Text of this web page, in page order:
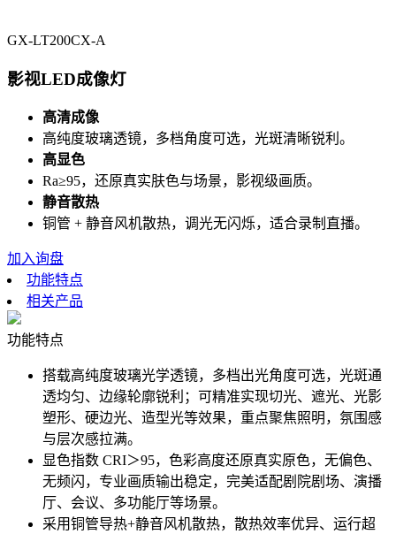
GX-LT200CX-A
影视LED成像灯
高清成像
高纯度玻璃透镜，多档角度可选，光斑清晰锐利。
高显色
Ra≥95，还原真实肤色与场景，影视级画质。
静音散热
铜管 + 静音风机散热，调光无闪烁，适合录制直播。
加入询盘
功能特点
相关产品
功能特点
搭载高纯度玻璃光学透镜，多档出光角度可选，光斑通
透均匀、边缘轮廓锐利；可精准实现切光、遮光、光影
塑形、硬边光、造型光等效果，重点聚焦照明，氛围感
与层次感拉满。
显色指数 CRI＞95，色彩高度还原真实原色，无偏色、
无频闪，专业画质输出稳定，完美适配剧院剧场、演播
厅、会议、多功能厅等场景。
采用铜管导热+静音风机散热，散热效率优异、运行超